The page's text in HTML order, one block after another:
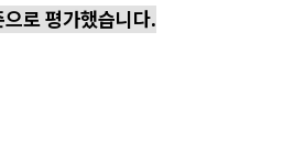
로 평가했습니다.